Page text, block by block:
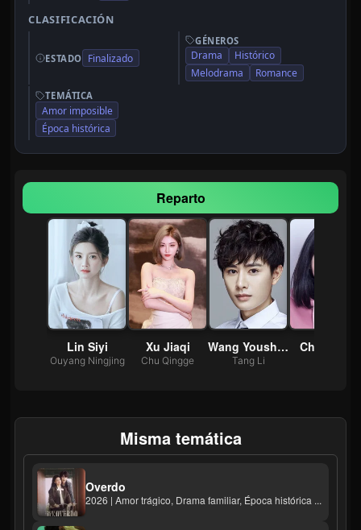
CLASIFICACIÓN
ESTADO Finalizado
GÉNEROS
Drama
Histórico
Melodrama
Romance
TEMÁTICA
Amor imposible
Época histórica
Reparto
Lin Siyi
Ouyang Ningjing
Xu Jiaqi
Chu Qingge
Wang Youshuo
Tang Li
Chen Jiayi
Misma temática
Overdo
2026 | Amor trágico, Drama familiar, Época histórica ...